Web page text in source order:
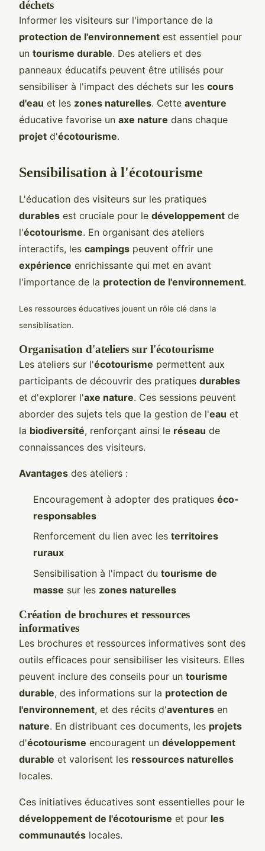
déchets
Informer les visiteurs sur l'importance de la
protection de l'environnement est essentiel pour
un tourisme durable. Des ateliers et des
panneaux éducatifs peuvent être utilisés pour
sensibiliser à l'impact des déchets sur les cours
d'eau et les zones naturelles. Cette aventure
éducative favorise un axe nature dans chaque
projet d'écotourisme.
Sensibilisation à l'écotourisme
L'éducation des visiteurs sur les pratiques
durables est cruciale pour le développement de
l'écotourisme. En organisant des ateliers
interactifs, les campings peuvent offrir une
expérience enrichissante qui met en avant
l'importance de la protection de l'environnement.
Les ressources éducatives jouent un rôle clé dans la
sensibilisation.
Organisation d'ateliers sur l'écotourisme
Les ateliers sur l'écotourisme permettent aux
participants de découvrir des pratiques durables
et d'explorer l'axe nature. Ces sessions peuvent
aborder des sujets tels que la gestion de l'eau et
la biodiversité, renforçant ainsi le réseau de
connaissances des visiteurs.
Avantages des ateliers :
Encouragement à adopter des pratiques éco-
responsables
Renforcement du lien avec les territoires
ruraux
Sensibilisation à l'impact du tourisme de
masse sur les zones naturelles
Création de brochures et ressources
informatives
Les brochures et ressources informatives sont des
outils efficaces pour sensibiliser les visiteurs. Elles
peuvent inclure des conseils pour un tourisme
durable, des informations sur la protection de
l'environnement, et des récits d'aventures en
nature. En distribuant ces documents, les projets
d'écotourisme encouragent un développement
durable et valorisent les ressources naturelles
locales.
Ces initiatives éducatives sont essentielles pour le
développement de l'écotourisme et pour les
communautés locales.